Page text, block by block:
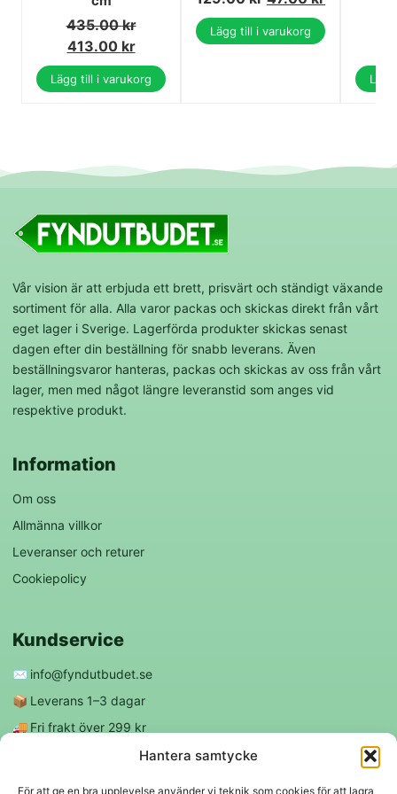
Hantera samtycke
För att ge en bra upplevelse använder vi teknik som cookies för att lagra
435.00kr
413.00 kr
Lägg till i varukorg
Lägg till i varukorg
Vår vision är att erbjuda ett brett, prisvärt och ständigt växande
sortiment för alla. Alla varor packas och skickas direkt från vårt
eget lager i Sverige. Lagerförda produkter skickas senast
dagen efter din beställning för snabb leverans. Även
beställningsvaror hanteras, packas och skickas av oss från vårt
lager, men med något längre leveranstid som anges vid
respektive produkt.
Information
Om oss
Allmänna villkor
Leveranser och returer
Cookiepolicy
Kundservice
✉️ info@fyndutbudet.se
📦 Leverans 1–3 dagar
🚚 Fri frakt över 299 kr